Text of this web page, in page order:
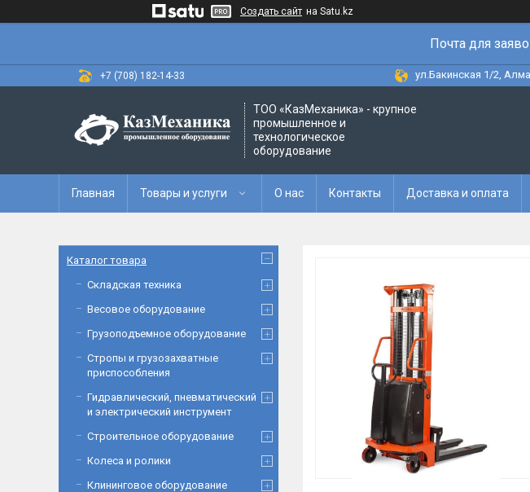
Создать сайт на Satu.kz
Почта для
+7 (708) 182-14-33 ул.Бакинская 1/2,
ТОО «‎КазМеханика» - крупное
промышленное и
технологическое
оборудование
Главная Товары и услуги О нас Контакты Доставка и оплата
Каталог товара
Складская техника
Весовое оборудование
Грузоподъемное оборудование
Стропы и грузозахватные
приспособления
Гидравлический, пневматический
и электрический инструмент
Строительное оборудование
Колеса и ролики
Клининговое оборудование